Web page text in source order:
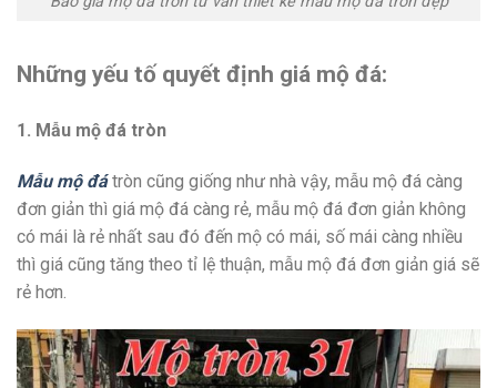
Những yếu tố quyết định giá mộ đá:
1. Mẫu mộ đá tròn
Mẫu mộ đátròn cũng giống như nhà vậy, mẫu mộ đá càng
đơn giản thì giá mộ đá càng rẻ, mẫu mộ đá đơn giản không
có mái là rẻ nhất sau đó đến mộ có mái, số mái càng nhiều
thì giá cũng tăng theo tỉ lệ thuận, mẫu mộ đá đơn giản giá sẽ
rẻ hơn.